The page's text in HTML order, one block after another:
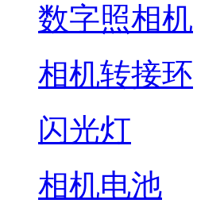
数字照相机
相机转接环
闪光灯
相机电池